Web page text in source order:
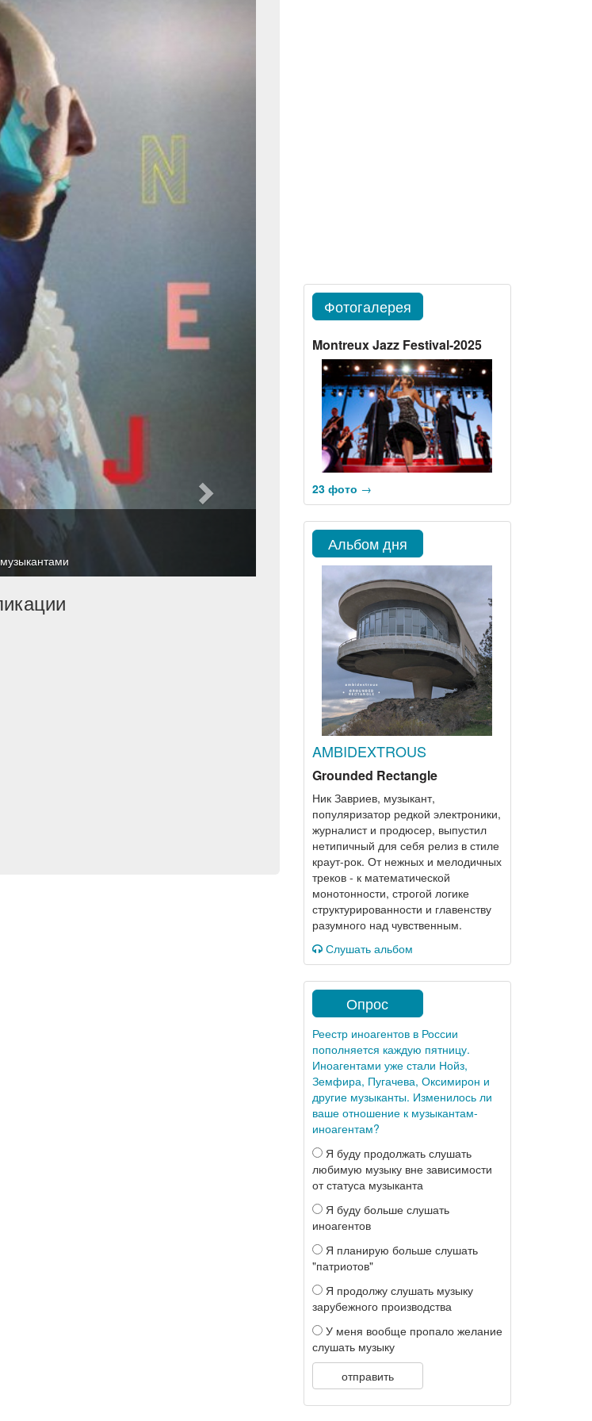
Фотогалерея
Montreux Jazz Festival-2025
23 фото →
Альбом дня
AMBIDEXTROUS
Grounded Rectangle
Ник Завриев, музыкант,
популяризатор редкой электроники,
журналист и продюсер, выпустил
нетипичный для себя релиз в стиле
краут-рок. От нежных и мелодичных
треков - к математической
монотонности, строгой логике
структурированности и главенству
разумного над чувственным.
Слушать альбом
Опрос
Реестр иноагентов в России
пополняется каждую пятницу.
Иноагентами уже стали Нойз,
Земфира, Пугачева, Оксимирон и
другие музыканты. Изменилось ли
ваше отношение к музыкантам-
иноагентам?
Я буду продолжать слушать
любимую музыку вне зависимости
от статуса музыканта
Я буду больше слушать
иноагентов
Я планирую больше слушать
"патриотов"
Я продолжу слушать музыку
зарубежного производства
У меня вообще пропало желание
слушать музыку
отправить